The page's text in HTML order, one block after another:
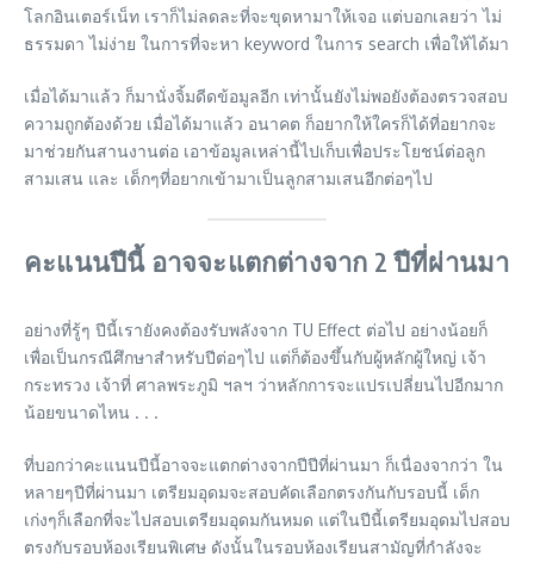
โลกอินเตอร์เน็ท เราก็ไม่ลดละที่จะขุดหามาให้เจอ แต่บอกเลยว่า ไม่
ธรรมดา ไม่ง่าย ในการที่จะหา keyword ในการ search เพื่อให้ได้มา
เมื่อได้มาแล้ว ก็มานั่งจิ้มดีดข้อมูลอีก เท่านั้นยังไม่พอยังต้องตรวจสอบ
ความถูกต้องด้วย เมื่อได้มาแล้ว อนาคต ก็อยากให้ใครก็ได้ที่อยากจะ
มาช่วยกันสานงานต่อ เอาข้อมูลเหล่านี้ไปเก็บเพื่อประโยชน์ต่อลูก
สามเสน และ เด็กๆที่อยากเข้ามาเป็นลูกสามเสนอีกต่อๆไป
คะแนนปีนี้ อาจจะแตกต่างจาก 2 ปีที่ผ่านมา
อย่างที่รู้ๆ ปีนี้เรายังคงต้องรับพลังจาก TU Effect ต่อไป อย่างน้อยก็
เพื่อเป็นกรณีศึกษาสำหรับปีต่อๆไป แต่ก็ต้องขึ้นกับผู้หลักผู้ใหญ่ เจ้า
กระทรวง เจ้าที่ ศาลพระภูมิ ฯลฯ ว่าหลักการจะแปรเปลี่ยนไปอีกมาก
น้อยขนาดไหน . . .
ที่บอกว่าคะแนนปีนี้อาจจะแตกต่างจากปีปีที่ผ่านมา ก็เนื่องจากว่า ใน
หลายๆปีที่ผ่านมา เตรียมอุดมจะสอบคัดเลือกตรงกันกับรอบนี้ เด็ก
เก่งๆก็เลือกที่จะไปสอบเตรียมอุดมกันหมด แต่ในปีนี้เตรียมอุดมไปสอบ
ตรงกับรอบห้องเรียนพิเศษ ดังนั้นในรอบห้องเรียนสามัญที่กำลังจะ